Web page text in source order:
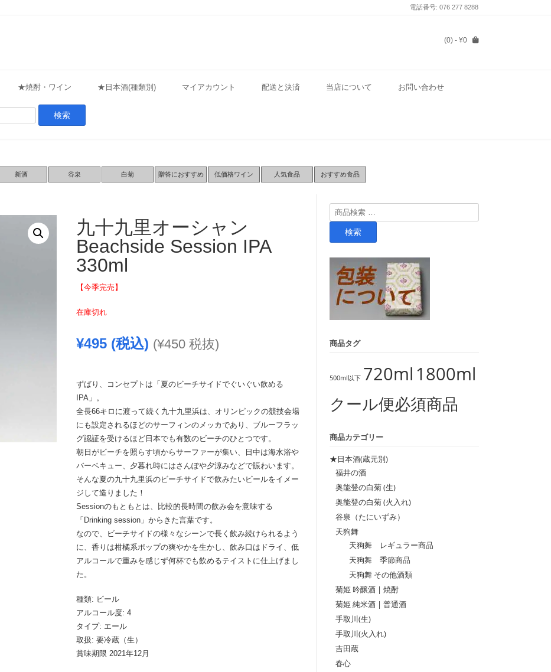
電話番号: 076 277 8288
(0) - ¥0
★焼酎・ワイン ★日本酒(種類別) マイアカウント 配送と決済 当店について お問い合わせ
新酒 谷泉 白菊 贈答におすすめ 低価格ワイン 人気食品 おすすめ食品
九十九里オーシャン
Beachside Session IPA
330ml
【今季完売】
在庫切れ
¥495(税込) (¥450税抜)
ずばり、コンセプトは「夏のビーチサイドでぐいぐい飲める
IPA」。
全長66キロに渡って続く九十九里浜は、オリンピックの競技会場
にも設定されるほどのサーフィンのメッカであり、ブルーフラッ
グ認証を受けるほど日本でも有数のビーチのひとつです。
朝日がビーチを照らす頃からサーファーが集い、日中は海水浴や
バーベキュー、夕暮れ時にはさんぽや夕涼みなどで賑わいます。
そんな夏の九十九里浜のビーチサイドで飲みたいビールをイメー
ジして造りました！
Sessionのもともとは、比較的長時間の飲み会を意味する
「Drinking session」からきた言葉です。
なので、ビーチサイドの様々なシーンで長く飲み続けられるよう
に、香りは柑橘系ポップの爽やかを生かし、飲み口はドライ、低
アルコールで重みを感じず何杯でも飲めるテイストに仕上げまし
た。
種類: ビール
アルコール度: 4
タイプ: エール
取扱: 要冷蔵（生）
賞味期限 2021年12月
検
索
検索
商品タグ
500ml以下 720ml 1800ml
クール便必須商品
商品カテゴリー
★日本酒(蔵元別)
福井の酒
奥能登の白菊 (生)
奥能登の白菊 (火入れ)
谷泉（たにいずみ）
天狗舞
天狗舞 レギュラー商品
天狗舞 季節商品
天狗舞 その他酒類
菊姫 吟醸酒 | 焼酎
菊姫 純米酒 | 普通酒
手取川(生)
手取川(火入れ)
吉田蔵
春心